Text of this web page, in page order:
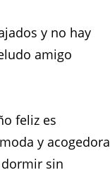
y no hay
amigo
feliz es
y acogedora
sin